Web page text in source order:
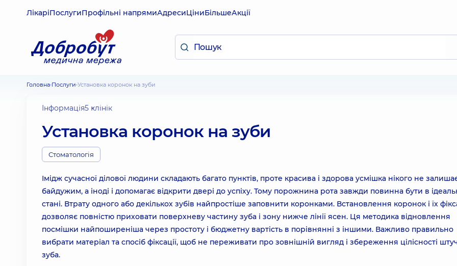
ЛікаріПослугиПрофільні напрямиАдресиЦіниБільшеАкції
Головна Послуги Установка коронок на зуби
Інформація5 клінік
Установка коронок на зуби
Стоматологія
Імідж сучасної ділової людини складають багато пунктів, проте красива і здорова усмішка нікого не
байдужим, а іноді і допомагає відкрити двері до успіху. Тому порожнина рота завжди повинна бути в
стані. Втрату одного або декількох зубів найпростіше заповнити коронками. Встановлення коронок і їх
дозволяє повністю приховати поверхневу частину зуба і зону нижче лінії ясен. Ця методика відновлення
посмішки найпоширеніша через простоту і бюджетну вартість в порівнянні з іншими. Важливо правильно
вибрати матеріал та спосіб фіксації, щоб не переживати про зовнішній вигляд і збереження цілісності
зуба.